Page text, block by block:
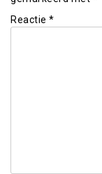
Reactie *